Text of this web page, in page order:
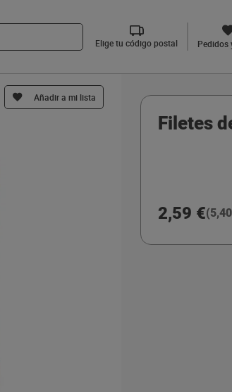
Elige tu código postal Pedidos
Añadir a mi lista
Filetes
2,59 €